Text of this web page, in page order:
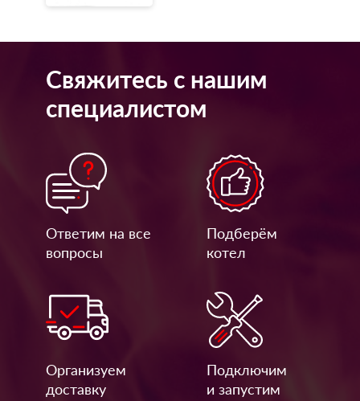
Свяжитесь с нашим
специалистом
Ответим на все
вопросы
Подберём
котел
Организуем
доставку
Подключим
и запустим